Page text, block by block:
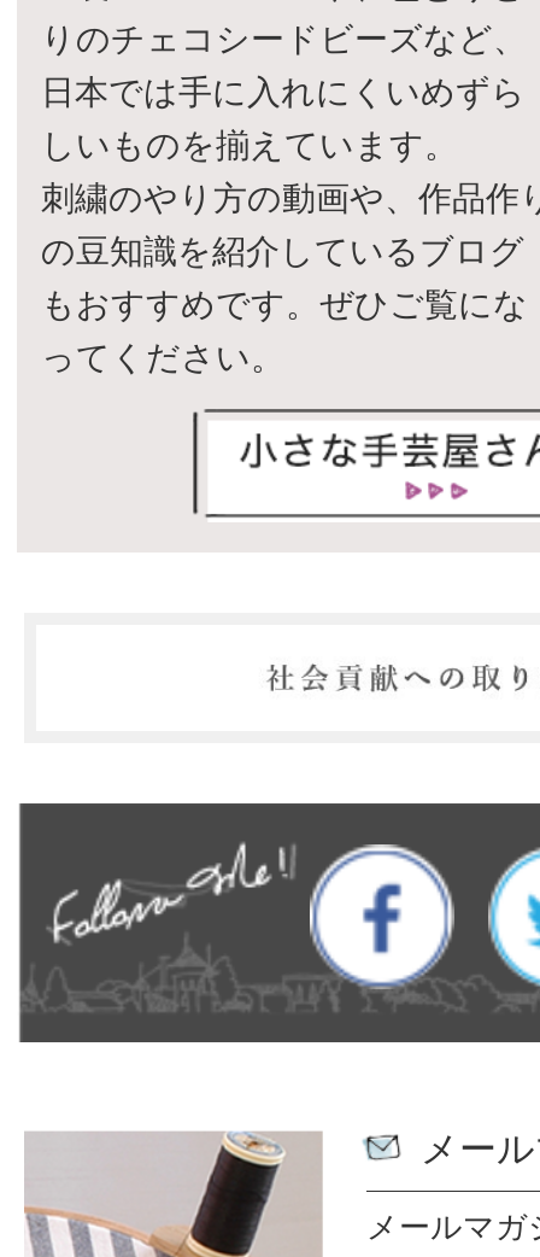
りのチェコシードビーズなど、
日本では手に入れにくいめずら
しいものを揃えています。
刺繍のやり方の動画や、作品作
の豆知識を紹介しているブログ
もおすすめです。ぜひご覧にな
ってください。
メー
メールマ